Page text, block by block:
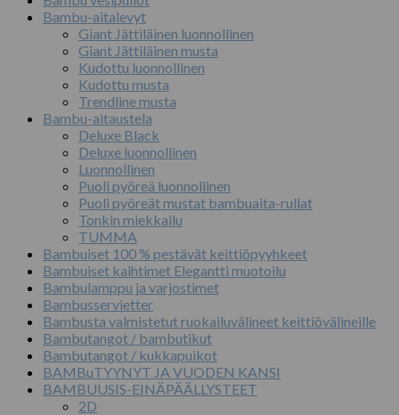
Bambu-aitalevyt
Giant Jättiläinen luonnollinen
Giant Jättiläinen musta
Kudottu luonnollinen
Kudottu musta
Trendline musta
Bambu-aitaustela
Deluxe Black
Deluxe luonnollinen
Luonnollinen
Puoli pyöreä luonnollinen
Puoli pyöreät mustat bambuaita-rullat
Tonkin miekkailu
TUMMA
Bambuiset 100 % pestävät keittiöpyyhkeet
Bambuiset kaihtimet Elegantti muotoilu
Bambulamppu ja varjostimet
Bambusservietter
Bambusta valmistetut ruokailuvälineet keittiövälineille
Bambutangot / bambutikut
Bambutangot / kukkapuikot
BAMBuTYYNYT JA VUODEN KANSI
BAMBUUSIS-EINÄPÄÄLLYSTEET
2D